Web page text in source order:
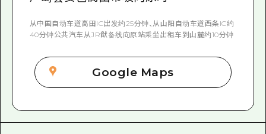
从中国自动车道高田IC出发约25分钟、从山阳自动车道西条IC约
40分钟公共汽车从JR猷备线向原站乘坐出租车到山麓约10分钟
Google Maps